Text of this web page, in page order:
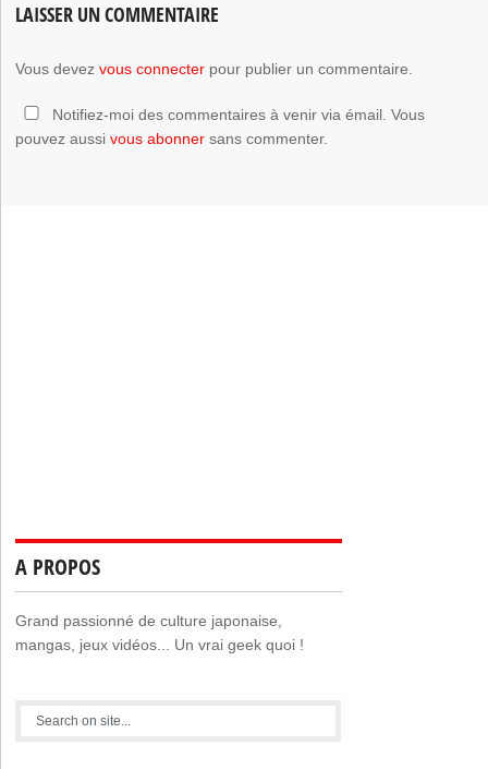
LAISSER UN COMMENTAIRE
Vous devezvous connecter pour publier un commentaire.
Notifiez-moi des commentaires à venir via émail. Vous
pouvez aussivous abonner sans commenter.
A PROPOS
Grand passionné de culture japonaise,
mangas, jeux vidéos... Un vrai geek quoi !